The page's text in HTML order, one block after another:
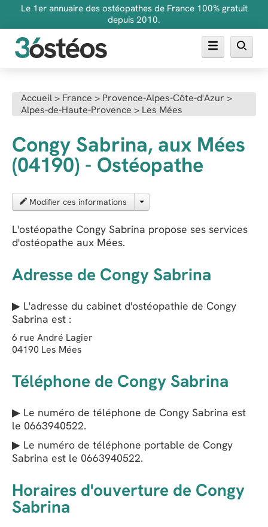
Le 1er annuaire des ostéopathes de France 100% gratuit
depuis 2010.
FAQ
Inscrire son cabinet
Accueil> France > Provence-Alpes-Côte-d'Azur >
Alpes-de-Haute-Provence > Les Mées
Congy Sabrina, aux Mées
(04190) - Ostéopathe
Modifier ces informations
L'ostéopathe Congy Sabrina propose ses services
d'ostéopathe aux Mées.
Adresse de Congy Sabrina
▶ L'adresse du cabinet d'ostéopathie de Congy
Sabrina est :
6 rue André Lagier
04190 Les Mées
Téléphone de Congy Sabrina
▶ Le numéro de téléphone de Congy Sabrina est
le 0663940522.
▶ Le numéro de téléphone portable de Congy
Sabrina est le 0663940522.
Horaires d'ouverture de Congy
Sabrina